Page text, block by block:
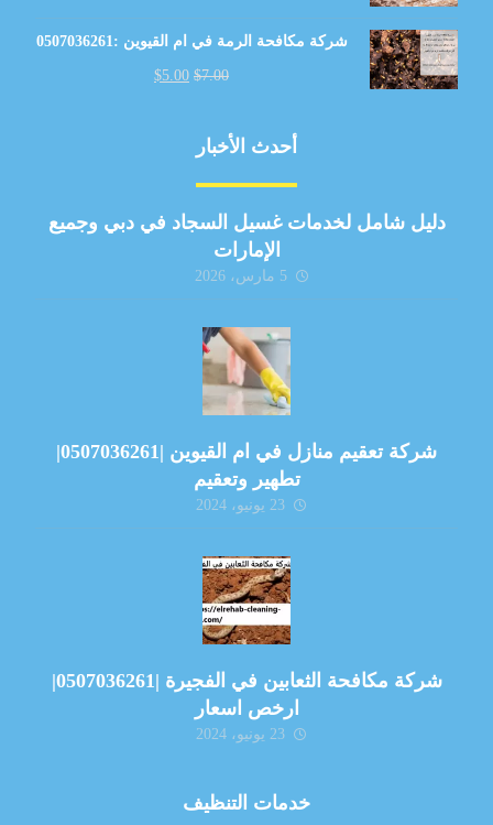
شركة مكافحة الرمة في ام القيوين :0507036261
$7.00
$5.00
أحدث الأخبار
دليل شامل لخدمات غسيل السجاد في دبي وجميع
الإمارات
5 مارس، 2026
شركة تعقيم منازل في ام القيوين |0507036261|
تطهير وتعقيم
23 يونيو، 2024
شركة مكافحة الثعابين في الفجيرة |0507036261|
ارخص اسعار
23 يونيو، 2024
خدمات التنظيف